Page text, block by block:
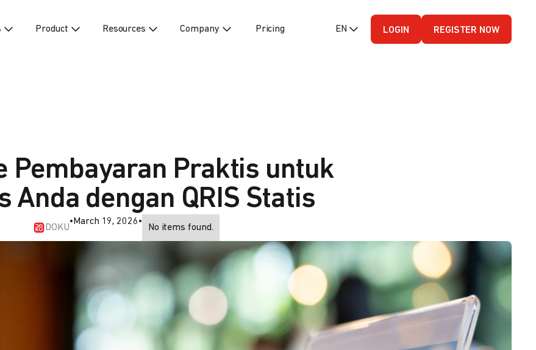
Product Resources Company Pricing EN (English - US)
LOGIN REGISTER NOW
Pembayaran Praktis untuk
Anda dengan QRIS Statis
DOKU
• March 19, 2026•
No items found.